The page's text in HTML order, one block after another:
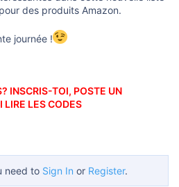
des produits Amazon.
journée !
INSCRIS-TOI, POSTE UN
LIRE LES CODES
need to Sign In or Register.